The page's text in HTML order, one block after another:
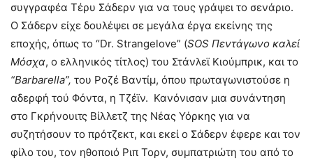
συγγραφέα Τέρυ Σάδερν για να τους γράψει το σενάριο.
Ο Σάδερν είχε δουλέψει σε μεγάλα έργα εκείνης της
εποχής, όπως το “Dr. Strangelove” (SOS Πεντάγωνο καλεί
Μόσχα, ο ελληνικός τίτλος) του Στάνλεϊ Κιούμπρικ, και το
“Barbarella”, του Ροζέ Βαντίμ, όπου πρωταγωνιστούσε η
αδερφή τού Φόντα, η Τζέϊν. Κανόνισαν μια συνάντηση
στο Γκρήνουιτς Βίλλετζ της Νέας Υόρκης για να
συζητήσουν το πρότζεκτ, και εκεί ο Σάδερν έφερε και τον
φίλο του, τον ηθοποιό Ριπ Τορν, συμπατριώτη του από το